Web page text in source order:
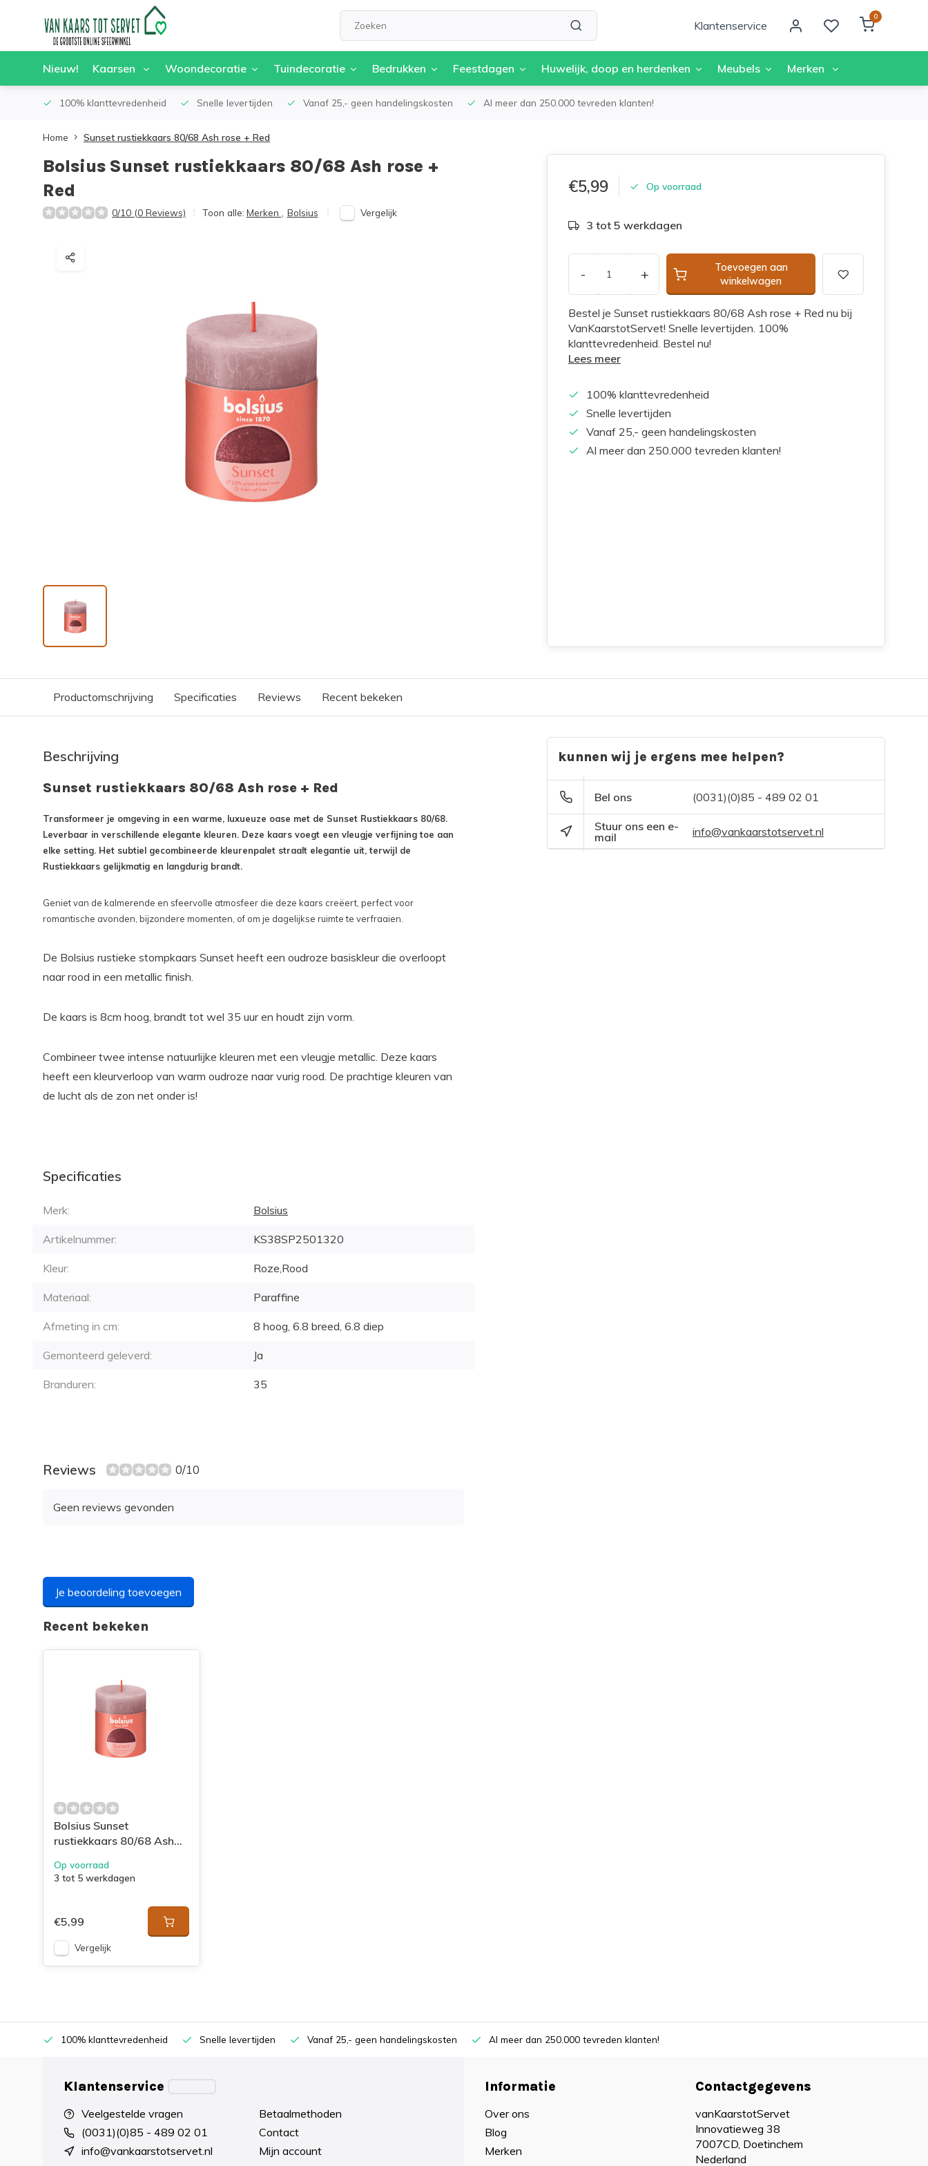
Klantenservice
0
Nieuw! Kaarsen Woondecoratie Tuindecoratie Bedrukken Feestdagen Huwelijk, doop en herdenken Meubels Merken
100% klanttevredenheid Snelle levertijden Vanaf 25,- geen handelingskosten Al meer dan 250.000 tevreden klanten!
Home Sunset rustiekkaars 80/68 Ash rose + Red
Bolsius Sunset rustiekkaars 80/68 Ash rose +
Red
0/10 (0 Reviews) Toon alle: Merken Bolsius Vergelijk
€5,99 Op voorraad
3 tot 5 werkdagen
- +
Toevoegen aan
winkelwagen
Bestel je Sunset rustiekkaars 80/68 Ash rose + Red nu bij
VanKaarstotServet! Snelle levertijden. 100%
klanttevredenheid. Bestel nu!
Lees meer
100% klanttevredenheid
Snelle levertijden
Vanaf 25,- geen handelingskosten
Al meer dan 250.000 tevreden klanten!
Productomschrijving Specificaties Reviews Recent bekeken
Beschrijving
Sunset rustiekkaars 80/68 Ash rose + Red
Transformeer je omgeving in een warme, luxueuze oase met de Sunset Rustiekkaars 80/68.
Leverbaar in verschillende elegante kleuren. Deze kaars voegt een vleugje verfijning toe aan
elke setting. Het subtiel gecombineerde kleurenpalet straalt elegantie uit, terwijl de
Rustiekkaars gelijkmatig en langdurig brandt.
Geniet van de kalmerende en sfeervolle atmosfeer die deze kaars creëert, perfect voor
romantische avonden, bijzondere momenten, of om je dagelijkse ruimte te verfraaien.
De Bolsius rustieke stompkaars Sunset heeft een oudroze basiskleur die overloopt
naar rood in een metallic finish.
De kaars is 8cm hoog, brandt tot wel 35 uur en houdt zijn vorm.
Combineer twee intense natuurlijke kleuren met een vleugje metallic. Deze kaars
heeft een kleurverloop van warm oudroze naar vurig rood. De prachtige kleuren van
de lucht als de zon net onder is!
Specificaties
Merk: Bolsius
Artikelnummer: KS38SP2501320
Kleur: Roze,Rood
Materiaal: Paraffine
Afmeting in cm: 8 hoog, 6.8 breed, 6.8 diep
Gemonteerd geleverd: Ja
Branduren: 35
Reviews 0/10
Geen reviews gevonden
Je beoordeling toevoegen
kunnen wij je ergens mee helpen?
Bel ons (0031)(0)85 - 489 02 01
Stuur ons een e-
mail
info@vankaarstotservet.nl
Recent bekeken
Bolsius Sunset
rustiekkaars 80/68 Ash
Op voorraad
3 tot 5 werkdagen
€5,99
Vergelijk
100% klanttevredenheid Snelle levertijden Vanaf 25,- geen handelingskosten Al meer dan 250.000 tevreden klanten!
Klantenservice
Veelgestelde vragen
(0031)(0)85 - 489 02 01
info@vankaarstotservet.nl
Betaalmethoden
Contact
Mijn account
Informatie
Over ons
Blog
Merken
Contactgegevens
vanKaarstotServet
Innovatieweg 38
7007CD, Doetinchem
Nederland